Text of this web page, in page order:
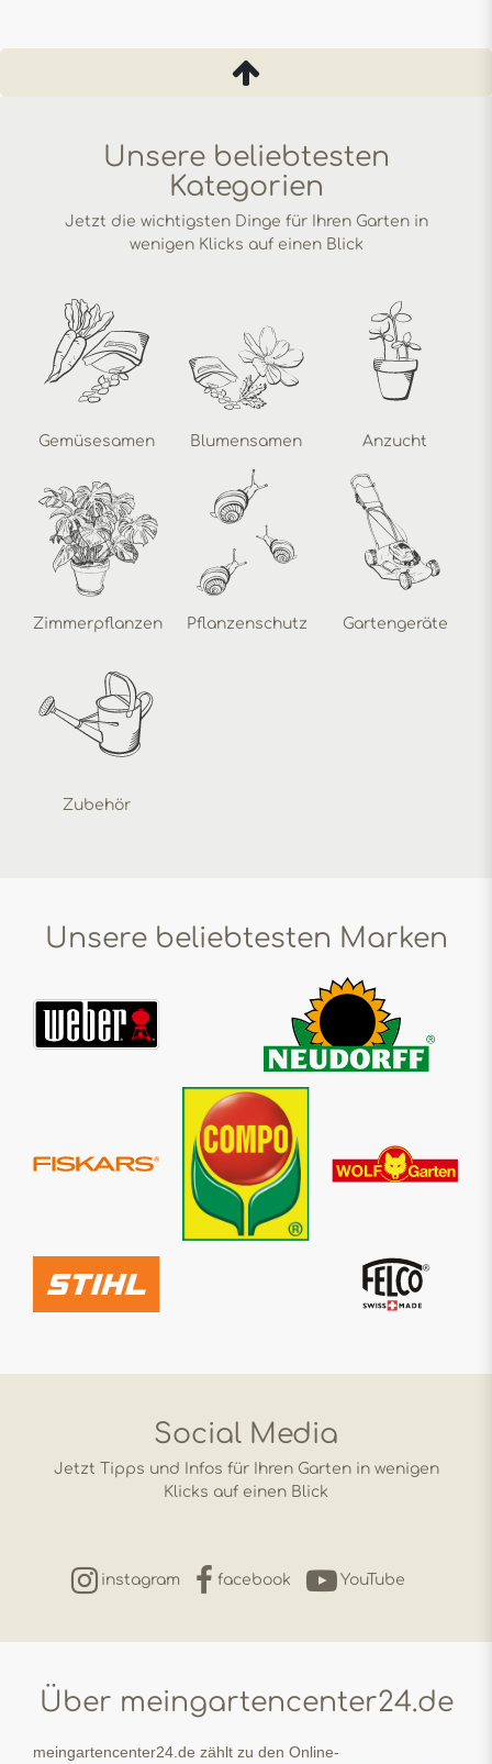
Unsere beliebtesten
Kategorien
Jetzt die wichtigsten Dinge für Ihren Garten in
wenigen Klicks auf einen Blick
Gemüsesamen Blumensamen Anzucht
Zimmerpflanzen Pflanzenschutz Gartengeräte
Zubehör
Unsere beliebtesten Marken
Social Media
Jetzt Tipps und Infos für Ihren Garten in wenigen
Klicks auf einen Blick
instagram facebook YouTube
Über meingartencenter24.de
meingartencenter24.de zählt zu den Online-